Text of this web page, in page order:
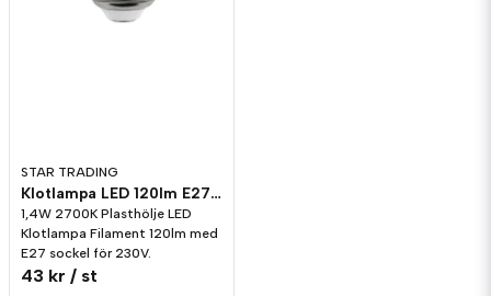
STAR TRADING
Klotlampa LED 120lm E27 2700K Plast
1,4W 2700K Plasthölje LED
Klotlampa Filament 120lm med
E27 sockel för 230V.
43 kr / st